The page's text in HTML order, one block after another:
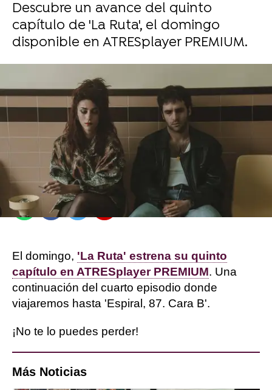
Descubre un avance del quinto
capítulo de 'La Ruta', el domingo
disponible en ATRESplayer PREMIUM.
Jennifer Álvarez
Madrid
Publicado:01 de diciembre de 2022, 14:11
WhatsappFacebookTwitter Flipboard
El domingo, 'La Ruta' estrena su quinto
capítulo en ATRESplayer PREMIUM. Una
continuación del cuarto episodio donde
viajaremos hasta 'Espiral, 87. Cara B'.
¡No te lo puedes perder!
Más Noticias